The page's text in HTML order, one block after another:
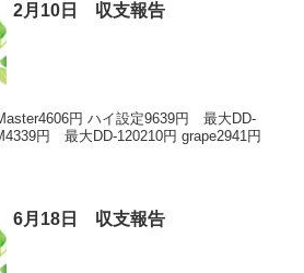
2月10日 収支報告
円 ハイ設定9639円 最大DD-
円 最大DD-120210円 grape2941円
6月18日 収支報告